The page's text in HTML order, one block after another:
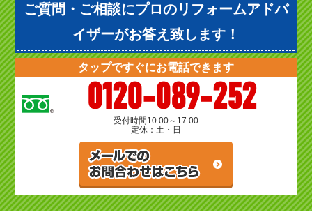
ご質問・ご相談にプロのリフォームアドバ
イザーがお答え致します！
タップですぐにお電話できます
0120-089-252
受付時間10:00～17:00
定休：土・日